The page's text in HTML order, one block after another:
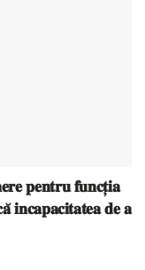
𝐩𝐞𝐧𝐭𝐫𝐮 𝐟𝐮𝐧𝐜𝐭̦𝐢𝐚
𝐢𝐧𝐜𝐚𝐩𝐚𝐜𝐢𝐭𝐚𝐭𝐞𝐚 𝐝𝐞 𝐚